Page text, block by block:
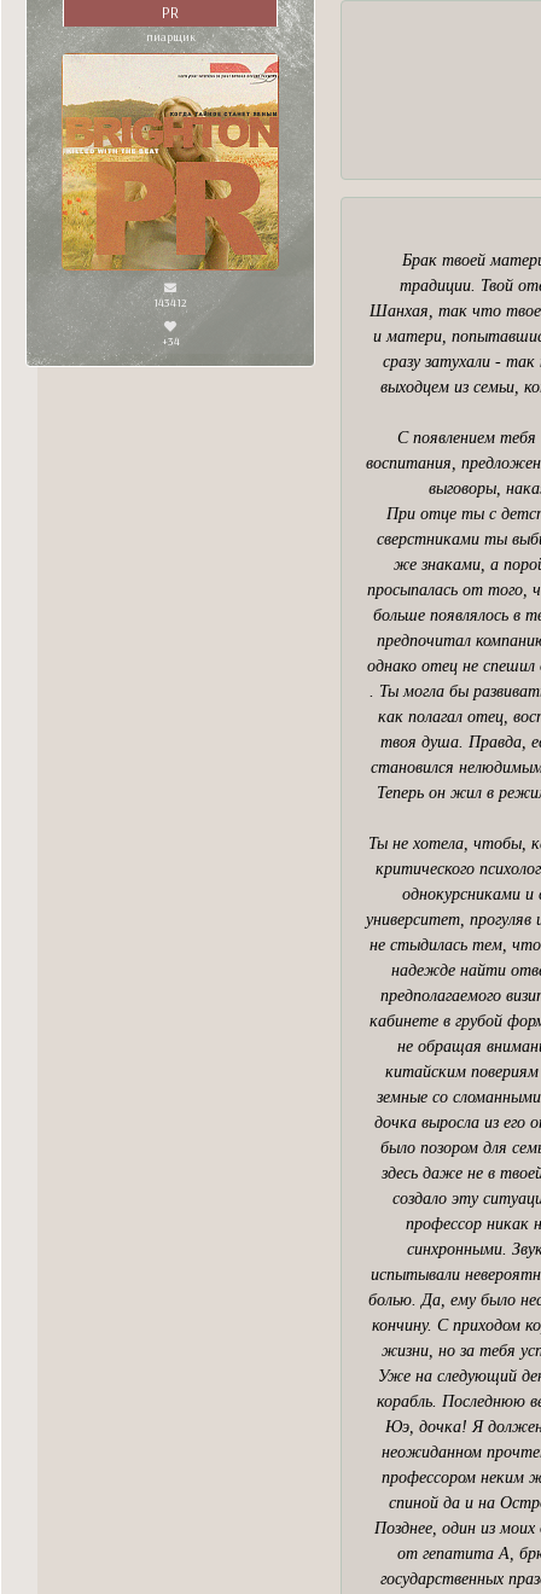
PR
пиарщик
143412
+34
Брак твоей
традиции. Твой
Шанхая, так что
и матери,
сразу затухали -
выходцем из семьи,
С появлением
воспитания,
выговоры,
При отце ты с
сверстниками ты
же знаками, а
просыпалась от того,
больше появлялось в
предпочитал
однако отец не спешил
. Ты могла бы
как полагал отец,
твоя душа. Правда,
становился
Теперь он жил в
Ты не хотела, чтобы,
критического
однокурсниками
университет,
не стыдилась тем,
надежде найти
предполагаемого
кабинете в грубой
не обращая
китайским
земные со
дочка выросла из его
было позором для
здесь даже не в
создало эту
профессор никак
синхронными.
испытывали
болью. Да, ему было
кончину. С приходом
жизни, но за тебя
Уже на следующий
корабль. Последнюю
Юэ, дочка! Я должен
неожиданном
профессором неким
спиной да и на
Позднее, один из моих
от гепатита А,
государственных